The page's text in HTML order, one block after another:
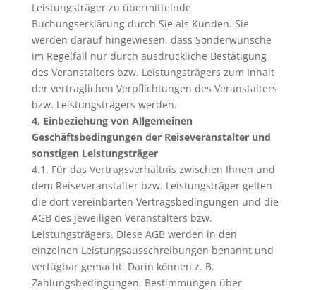
Leistungsträger zu übermittelnde
Buchungserklärung durch Sie als Kunden. Sie
werden darauf hingewiesen, dass Sonderwünsche
im Regelfall nur durch ausdrückliche Bestätigung
des Veranstalters bzw. Leistungsträgers zum Inhalt
der vertraglichen Verpflichtungen des Veranstalters
bzw. Leistungsträgers werden.
4. Einbeziehung von Allgemeinen
Geschäftsbedingungen der Reiseveranstalter und
sonstigen Leistungsträger
4.1. Für das Vertragsverhältnis zwischen Ihnen und
dem Reiseveranstalter bzw. Leistungsträger gelten
die dort vereinbarten Vertragsbedingungen und die
AGB des jeweiligen Veranstalters bzw.
Leistungsträgers. Diese AGB werden in den
einzelnen Leistungsausschreibungen benannt und
verfügbar gemacht. Darin können z. B.
Zahlungsbedingungen, Bestimmungen über